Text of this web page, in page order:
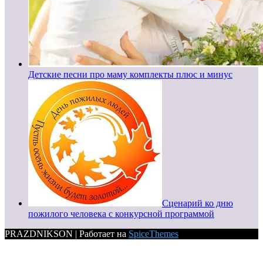
Детские песни про маму комплекты плюс и минус
Сценарий ко дню
пожилого человека с конкурсной программой
PRAZDNIKSON | Работает на SpiceThemes